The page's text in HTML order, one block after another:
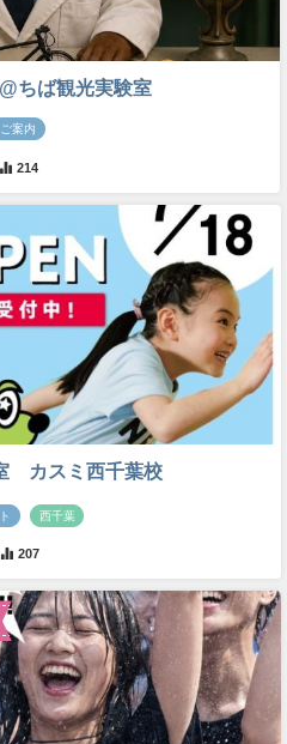
ちば観光実験室
ご案内
214
カスミ西千葉校
西千葉
207